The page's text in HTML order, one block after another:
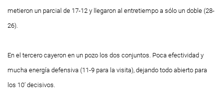
metieron un parcial de 17-12 y llegaron al entretiempo a sólo un doble (28-
26).
En el tercero cayeron en un pozo los dos conjuntos. Poca efectividad y
mucha energía defensiva (11-9 para la visita), dejando todo abierto para
los 10’ decisivos.